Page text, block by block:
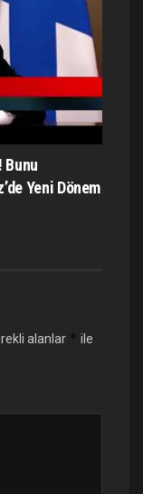
Bunu
Yeni Dönem
alanlar * ile